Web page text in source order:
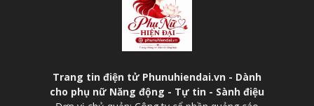
Trang tin điện tử Phunuhiendai.vn - Dành
cho phụ nữ Năng động - Tự tin - Sành điệu